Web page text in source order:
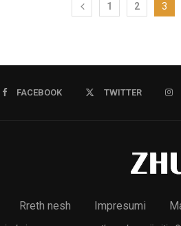
1 2 3
FACEBOOK TWITTER
Rreth nesh Impresumi